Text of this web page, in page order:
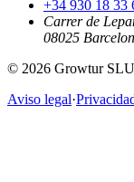
+34 930 18 33
Carrer de
08025
© 2026 Growtur SLU
Aviso legal·